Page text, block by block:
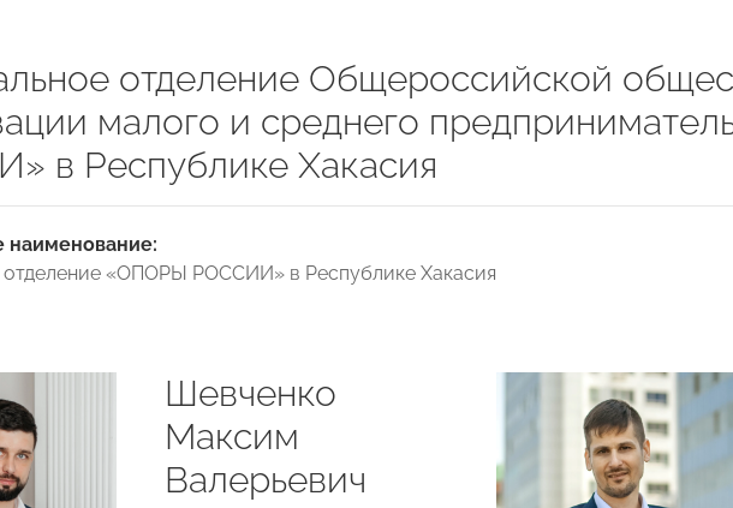
отделение Общероссийской
малого и среднего
в Республике Хакасия
отделение «ОПОРЫ РОССИИ» в Республике Хакасия
Шевченко
Максим
Валерьевич